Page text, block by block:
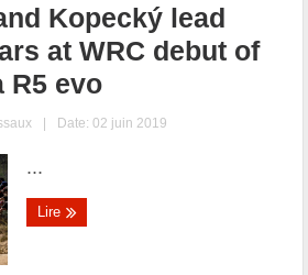
Kopecký lead
at WRC debut of
R5 evo
| Date: 02 juin 2019
...
Lire